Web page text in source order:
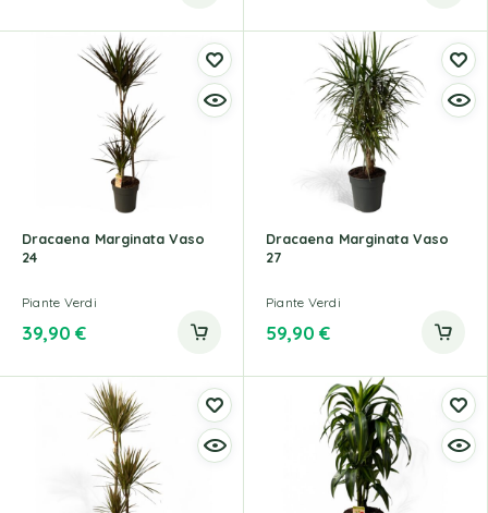
Dracaena Marginata Vaso
24
Piante Verdi
39,90 €
Dracaena Marginata Vaso
27
Piante Verdi
59,90 €